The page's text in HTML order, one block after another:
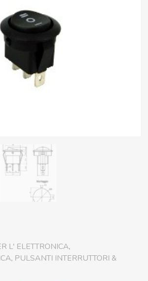
L' ELETTRONICA,
, PULSANTI INTERRUTTORI &